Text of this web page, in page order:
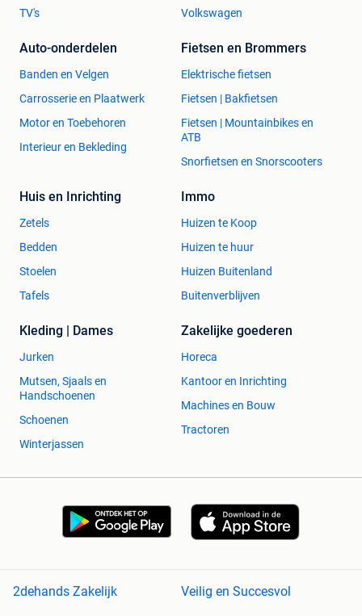
TV's
Volkswagen
Auto-onderdelen
Banden en Velgen
Carrosserie en Plaatwerk
Motor en Toebehoren
Interieur en Bekleding
Fietsen en Brommers
Elektrische fietsen
Fietsen | Bakfietsen
Fietsen | Mountainbikes en
ATB
Snorfietsen en Snorscooters
Huis en Inrichting
Zetels
Bedden
Stoelen
Tafels
Immo
Huizen te Koop
Huizen te huur
Huizen Buitenland
Buitenverblijven
Kleding | Dames
Jurken
Mutsen, Sjaals en
Handschoenen
Schoenen
Winterjassen
Zakelijke goederen
Horeca
Kantoor en Inrichting
Machines en Bouw
Tractoren
2dehands Zakelijk
Veilig en Succesvol